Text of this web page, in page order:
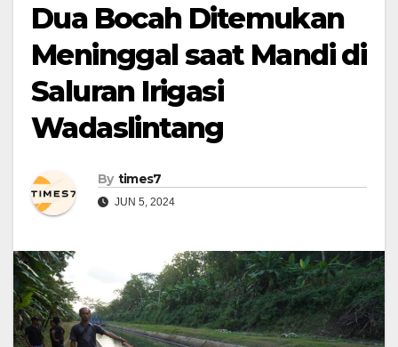
Dua Bocah Ditemukan
Meninggal saat Mandi di
Saluran Irigasi
Wadaslintang
By times7
JUN 5, 2024